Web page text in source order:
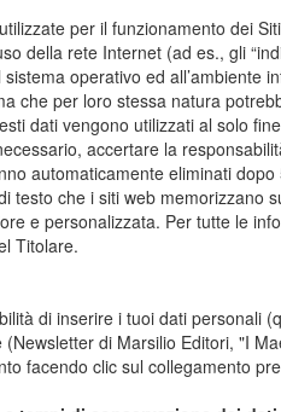
per il funzionamento dei
della rete Internet (ad es., gli
operativo ed all’ambiente
che per loro stessa natura
dati vengono utilizzati al solo
accertare la
automaticamente eliminati dopo
testo che i siti web
e personalizzata. Per tutte le
Titolare.
di inserire i tuoi dati personali
di Marsilio Editori, "I
facendo clic sul collegamento